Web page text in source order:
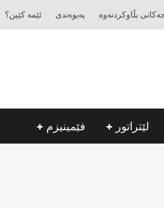
بڵاوكردنه‌وه‌ په‌یوه‌ندی ئێمه‌ كێین؟
لێتراتور فێمینیزم